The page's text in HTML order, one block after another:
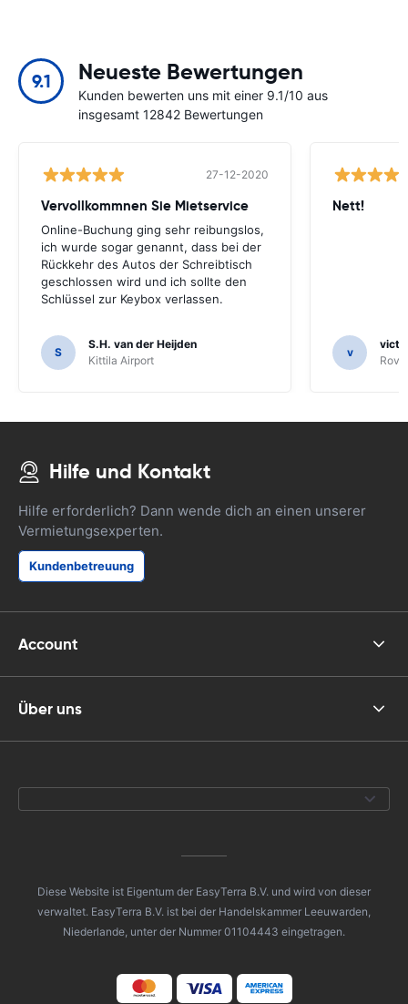
9.1 Neueste Bewertungen
Kunden bewerten uns mit einer 9.1/10 aus
insgesamt 12842 Bewertungen
27-12-2020
Vervollkommnen Sie Mietservice
Online-Buchung ging sehr reibungslos,
ich wurde sogar genannt, dass bei der
Rückkehr des Autos der Schreibtisch
geschlossen wird und ich sollte den
Schlüssel zur Keybox verlassen.
S
S.H. van der Heijden
Kittila Airport
Nett!
v
Hilfe und Kontakt
Hilfe erforderlich? Dann wende dich an einen unserer
Vermietungsexperten.
Kundenbetreuung
Account
Über uns
Diese Website ist Eigentum der EasyTerra B.V. und wird von dieser
verwaltet. EasyTerra B.V. ist bei der Handelskammer Leeuwarden,
Niederlande, unter der Nummer 01104443 eingetragen.